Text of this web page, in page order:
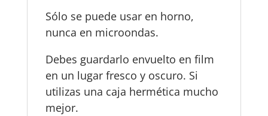
Sólo se puede usar en horno,
nunca en microondas.
Debes guardarlo envuelto en film
en un lugar fresco y oscuro. Si
utilizas una caja hermética mucho
mejor.